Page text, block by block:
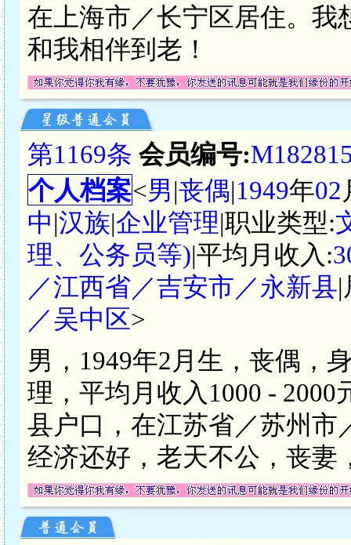
在上海市／长宁区居住。我
和我相伴到老！
第1169条 会员编号:
个人档案<男|丧偶|1949年02
中|汉族|企业管理|职业类型:
理、公务员等)|平均月收入:
／江西省／吉安市／永新县|
／吴中区>
男，1949年2月生，丧偶，
理，平均月收入1000 -
县户口，在江苏省／苏州市
经济还好，老天不公，丧妻